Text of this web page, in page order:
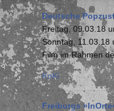
Deutsche
Freitag, 09.03.18
Sonntag, 11.03.18
Film im Rahmen
KoKi
Freiburgs